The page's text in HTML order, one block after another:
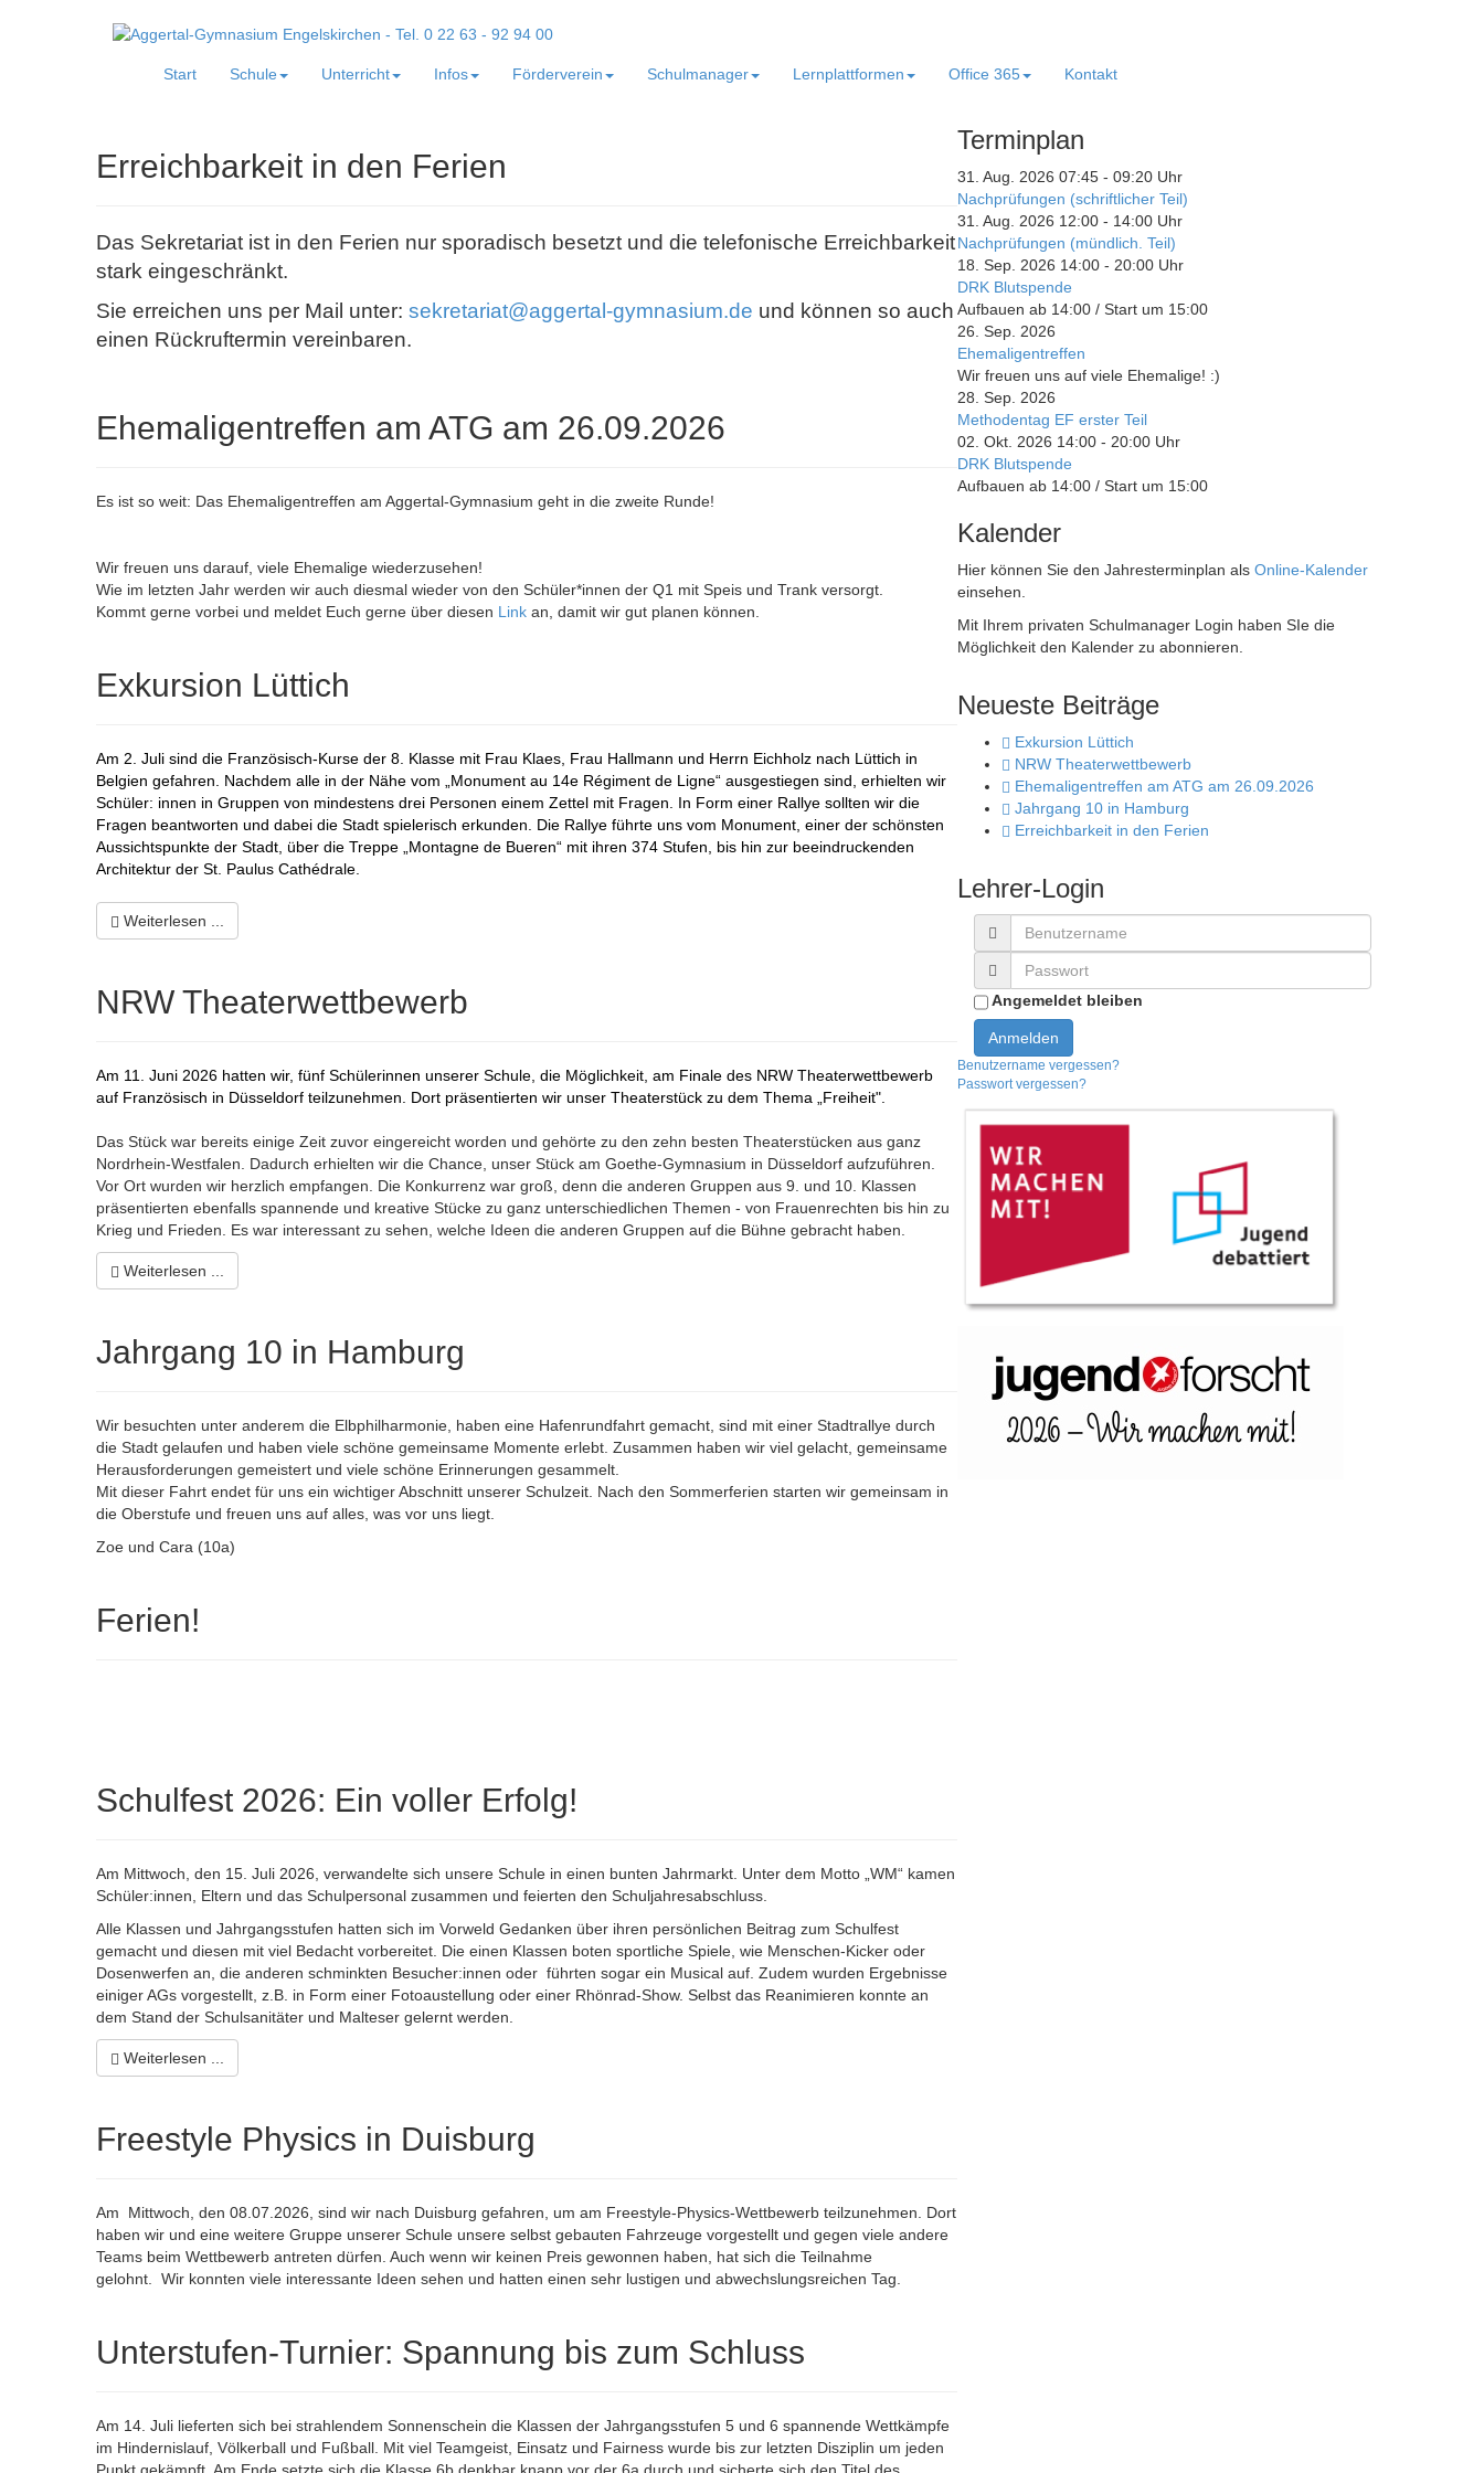
Start Schule Unterricht Infos Förderverein Schulmanager Lernplattformen Office 365 Kontakt
Erreichbarkeit in den Ferien
Das Sekretariat ist in den Ferien nur sporadisch besetzt und die telefonische Erreichbarkeit
stark eingeschränkt.
Sie erreichen uns per Mail unter: sekretariat@aggertal-gymnasium.de und können so auch
einen Rückruftermin vereinbaren.
Ehemaligentreffen am ATG am 26.09.2026
Es ist so weit: Das Ehemaligentreffen am Aggertal-Gymnasium geht in die zweite Runde!
Wir freuen uns darauf, viele Ehemalige wiederzusehen!
Wie im letzten Jahr werden wir auch diesmal wieder von den Schüler*innen der Q1 mit Speis und Trank versorgt.
Kommt gerne vorbei und meldet Euch gerne über diesen Link an, damit wir gut planen können.
Exkursion Lüttich
Am 2. Juli sind die Französisch-Kurse der 8. Klasse mit Frau Klaes, Frau Hallmann und Herrn Eichholz nach Lüttich in
Belgien gefahren. Nachdem alle in der Nähe vom „Monument au 14e Régiment de Ligne“ ausgestiegen sind, erhielten wir
Schüler: innen in Gruppen von mindestens drei Personen einem Zettel mit Fragen. In Form einer Rallye sollten wir die
Fragen beantworten und dabei die Stadt spielerisch erkunden. Die Rallye führte uns vom Monument, einer der schönsten
Aussichtspunkte der Stadt, über die Treppe „Montagne de Bueren“ mit ihren 374 Stufen, bis hin zur beeindruckenden
Architektur der St. Paulus Cathédrale.
Weiterlesen ...
NRW Theaterwettbewerb
Am 11. Juni 2026 hatten wir, fünf Schülerinnen unserer Schule, die Möglichkeit, am Finale des NRW Theaterwettbewerb
auf Französisch in Düsseldorf teilzunehmen. Dort präsentierten wir unser Theaterstück zu dem Thema „Freiheit".
Das Stück war bereits einige Zeit zuvor eingereicht worden und gehörte zu den zehn besten Theaterstücken aus ganz
Nordrhein-Westfalen. Dadurch erhielten wir die Chance, unser Stück am Goethe-Gymnasium in Düsseldorf aufzuführen.
Vor Ort wurden wir herzlich empfangen. Die Konkurrenz war groß, denn die anderen Gruppen aus 9. und 10. Klassen
präsentierten ebenfalls spannende und kreative Stücke zu ganz unterschiedlichen Themen - von Frauenrechten bis hin zu
Krieg und Frieden. Es war interessant zu sehen, welche Ideen die anderen Gruppen auf die Bühne gebracht haben.
Weiterlesen ...
Jahrgang 10 in Hamburg
Wir besuchten unter anderem die Elbphilharmonie, haben eine Hafenrundfahrt gemacht, sind mit einer Stadtrallye durch
die Stadt gelaufen und haben viele schöne gemeinsame Momente erlebt. Zusammen haben wir viel gelacht, gemeinsame
Herausforderungen gemeistert und viele schöne Erinnerungen gesammelt.
Mit dieser Fahrt endet für uns ein wichtiger Abschnitt unserer Schulzeit. Nach den Sommerferien starten wir gemeinsam in
die Oberstufe und freuen uns auf alles, was vor uns liegt.
Zoe und Cara (10a)
Ferien!
Schulfest 2026: Ein voller Erfolg!
Am Mittwoch, den 15. Juli 2026, verwandelte sich unsere Schule in einen bunten Jahrmarkt. Unter dem Motto „WM“ kamen
Schüler:innen, Eltern und das Schulpersonal zusammen und feierten den Schuljahresabschluss.
Alle Klassen und Jahrgangsstufen hatten sich im Vorweld Gedanken über ihren persönlichen Beitrag zum Schulfest
gemacht und diesen mit viel Bedacht vorbereitet. Die einen Klassen boten sportliche Spiele, wie Menschen-Kicker oder
Dosenwerfen an, die anderen schminkten Besucher:innen oder führten sogar ein Musical auf. Zudem wurden Ergebnisse
einiger AGs vorgestellt, z.B. in Form einer Fotoaustellung oder einer Rhönrad-Show. Selbst das Reanimieren konnte an
dem Stand der Schulsanitäter und Malteser gelernt werden.
Weiterlesen ...
Freestyle Physics in Duisburg
Am Mittwoch, den 08.07.2026, sind wir nach Duisburg gefahren, um am Freestyle-Physics-Wettbewerb teilzunehmen. Dort
haben wir und eine weitere Gruppe unserer Schule unsere selbst gebauten Fahrzeuge vorgestellt und gegen viele andere
Teams beim Wettbewerb antreten dürfen. Auch wenn wir keinen Preis gewonnen haben, hat sich die Teilnahme
gelohnt. Wir konnten viele interessante Ideen sehen und hatten einen sehr lustigen und abwechslungsreichen Tag.
Unterstufen-Turnier: Spannung bis zum Schluss
Am 14. Juli lieferten sich bei strahlendem Sonnenschein die Klassen der Jahrgangsstufen 5 und 6 spannende Wettkämpfe
im Hindernislauf, Völkerball und Fußball. Mit viel Teamgeist, Einsatz und Fairness wurde bis zur letzten Disziplin um jeden
Terminplan
31. Aug. 2026 07:45 - 09:20 Uhr
Nachprüfungen (schriftlicher Teil)
31. Aug. 2026 12:00 - 14:00 Uhr
Nachprüfungen (mündlich. Teil)
18. Sep. 2026 14:00 - 20:00 Uhr
DRK Blutspende
Aufbauen ab 14:00 / Start um 15:00
26. Sep. 2026
Ehemaligentreffen
Wir freuen uns auf viele Ehemalige! :)
28. Sep. 2026
Methodentag EF erster Teil
02. Okt. 2026 14:00 - 20:00 Uhr
DRK Blutspende
Aufbauen ab 14:00 / Start um 15:00
Kalender
Hier können Sie den Jahresterminplan als Online-Kalender
einsehen.
Mit Ihrem privaten Schulmanager Login haben SIe die
Möglichkeit den Kalender zu abonnieren.
Neueste Beiträge
Exkursion Lüttich
NRW Theaterwettbewerb
Ehemaligentreffen am ATG am 26.09.2026
Jahrgang 10 in Hamburg
Erreichbarkeit in den Ferien
Lehrer-Login
Angemeldet bleiben
Anmelden
Benutzername vergessen?
Passwort vergessen?